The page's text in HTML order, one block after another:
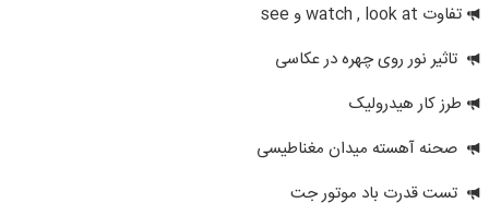
تفاوت watch , look at و see
تاثیر نور روی چهره در عکاسی
طرز کار هیدرولیک
صحنه آهسته میدان مغناطیسی
تست قدرت باد موتور جت